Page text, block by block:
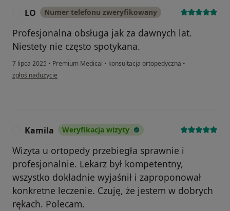
LO Numer telefonu zweryfikowany
Profesjonalna obsługa jak za dawnych lat.
Niestety nie często spotykana.
7 lipca 2025 • Premium Medical • konsultacja ortopedyczna •
w opinii użytkownika LO
zgłoś nadużycie
Kamila Weryfikacja wizyty
Wizyta u ortopedy przebiegła sprawnie i
profesjonalnie. Lekarz był kompetentny,
wszystko dokładnie wyjaśnił i zaproponował
konkretne leczenie. Czuję, że jestem w dobrych
rękach. Polecam.